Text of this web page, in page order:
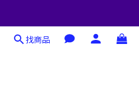
找商品
立即購買